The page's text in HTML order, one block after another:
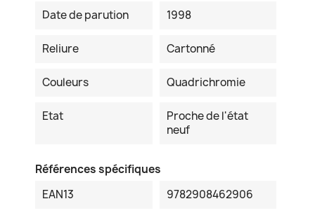
Date de parution 1998
Reliure Cartonné
Couleurs Quadrichromie
Etat
Proche de l'état
neuf
Références spécifiques
EAN13
9782908462906